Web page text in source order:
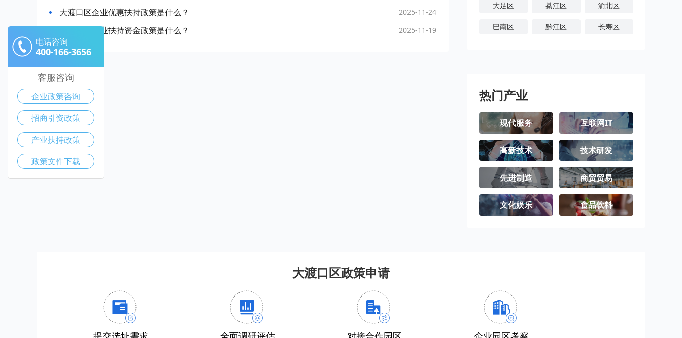
大渡口区企业优惠扶持政策是什么？ 2025-11-24
大渡口区企业扶持资金政策是什么？ 2025-11-19
大足区 綦江区 渝北区
巴南区 黔江区 长寿区
丰都县
忠县 开州区 云阳县
奉节县 巫山县 巫溪县
石柱土家族自
治县
秀山土家族苗
族自治县
酉阳土家族苗
族自治县
彭水苗族土家
族自治县
江津区 合川区
永川区 南川区
热门产业
现代服务 互联网IT
高新技术 技术研发
先进制造 商贸贸易
文化娱乐 食品饮料
大渡口区政策申请
电话咨询
400-166-3656
客服咨询
企业政策咨询
招商引资政策
产业扶持政策
政策文件下载